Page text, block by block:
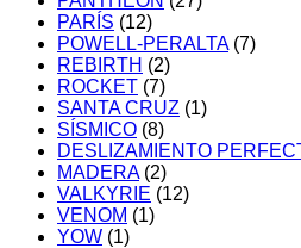
PARÍS (12)
POWELL-PERALTA (7)
REBIRTH (2)
ROCKET (7)
SANTA CRUZ (1)
SÍSMICO (8)
DESLIZAMIENTO
MADERA (2)
VALKYRIE (12)
VENOM (1)
YOW (1)